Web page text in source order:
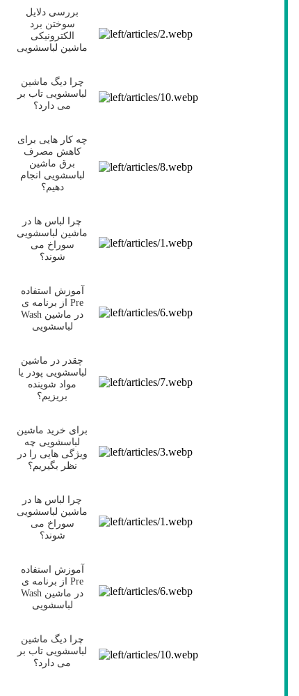
بررسی دلایل
سوختن برد
الکترونیکی
ماشین لباسشویی
چرا دیگ ماشین
لباسشویی تاب بر
می دارد؟
چه کار هایی برای
کاهش مصرف
برق ماشین
لباسشویی انجام
دهیم؟
چرا لباس ها در
ماشین لباسشویی
سوراخ می
شوند؟
آموزش استفاده
از برنامه ی Pre
Wash در ماشین
لباسشویی
چقدر در ماشین
لباسشویی پودر یا
مواد شوینده
بریزیم؟
برای خرید ماشین
لباسشویی چه
ویژگی هایی را در
نظر بگیریم؟
چرا لباس ها در
ماشین لباسشویی
سوراخ می
شوند؟
آموزش استفاده
از برنامه ی Pre
Wash در ماشین
لباسشویی
چرا دیگ ماشین
لباسشویی تاب بر
می دارد؟